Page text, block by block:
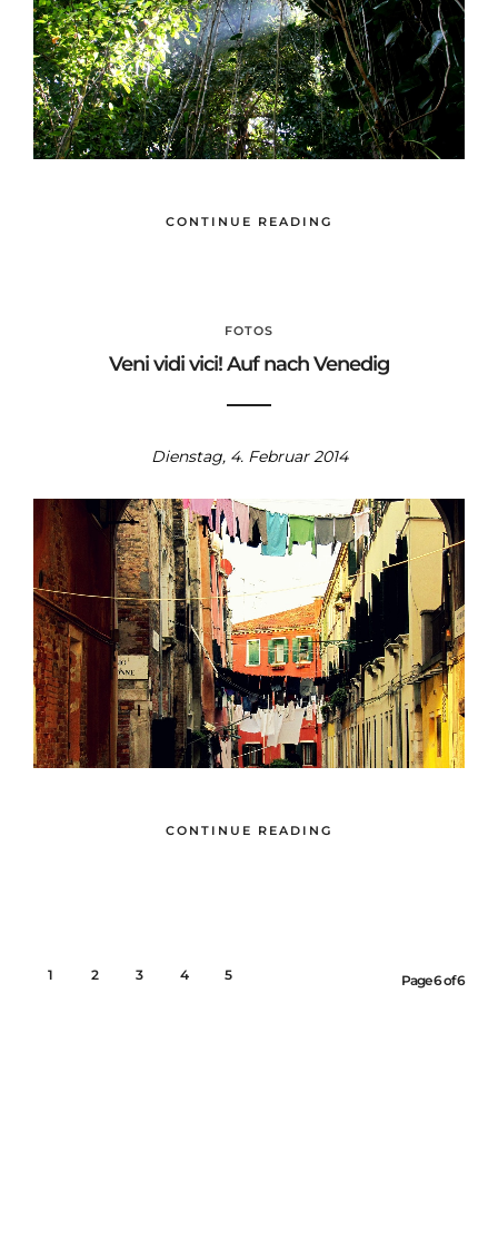
CONTINUE READING
FOTOS
Veni vidi vici! Auf nach Venedig
Dienstag, 4. Februar 2014
CONTINUE READING
1 2 3 4 5 Page 6 of 6